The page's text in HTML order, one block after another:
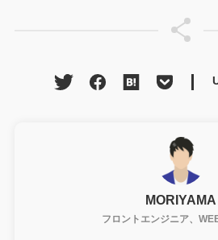
MORIYAMA
フロントエンジニア、